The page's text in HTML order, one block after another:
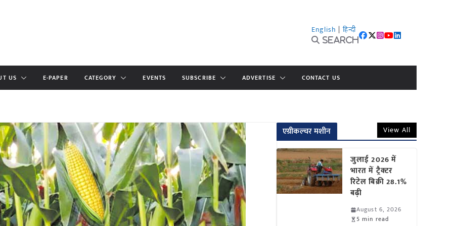
English | हिन्दी
Search
US E-PAPER CATEGORY EVENTS SUBSCRIBE ADVERTISE CONTACT US
एग्रीकल्चर मशीन View All
जुलाई 2026 में
भारत में ट्रैक्टर
रिटेल बिक्री 28.1%
बढ़ी
August 6, 2026
5 min read